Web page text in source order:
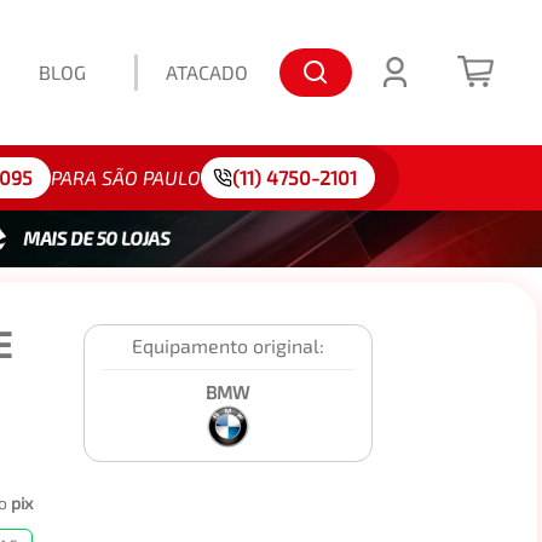
BLOG ATACADO
175/65R15
PARA SÃO PAULO (11) 4750-2101
Equipamento original:
BMW
pix